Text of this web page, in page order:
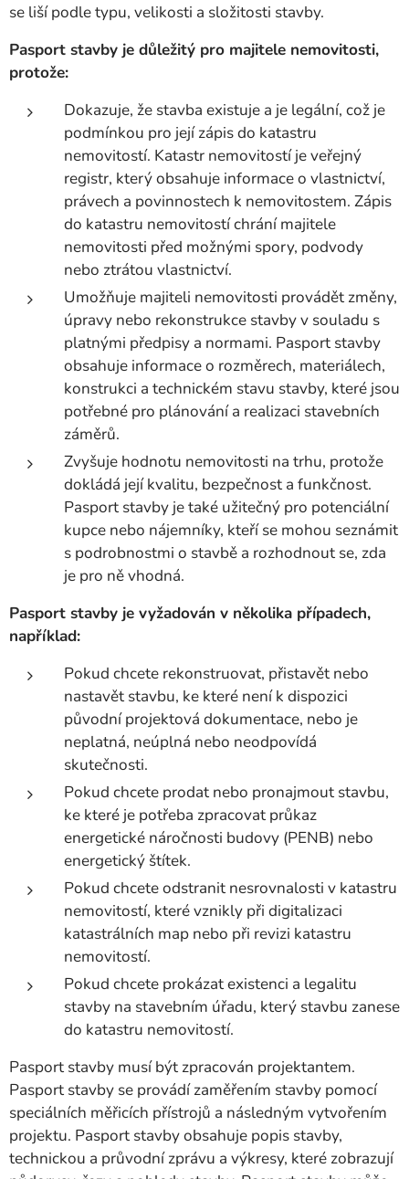
se liší podle typu, velikosti a složitosti stavby.
Pasport stavby je důležitý pro majitele nemovitosti,
protože:
Dokazuje, že stavba existuje a je legální, což je
podmínkou pro její zápis do katastru
nemovitostí. Katastr nemovitostí je veřejný
registr, který obsahuje informace o vlastnictví,
právech a povinnostech k nemovitostem. Zápis
do katastru nemovitostí chrání majitele
nemovitosti před možnými spory, podvody
nebo ztrátou vlastnictví.
Umožňuje majiteli nemovitosti provádět změny,
úpravy nebo rekonstrukce stavby v souladu s
platnými předpisy a normami. Pasport stavby
obsahuje informace o rozměrech, materiálech,
konstrukci a technickém stavu stavby, které jsou
potřebné pro plánování a realizaci stavebních
záměrů.
Zvyšuje hodnotu nemovitosti na trhu, protože
dokládá její kvalitu, bezpečnost a funkčnost.
Pasport stavby je také užitečný pro potenciální
kupce nebo nájemníky, kteří se mohou seznámit
s podrobnostmi o stavbě a rozhodnout se, zda
je pro ně vhodná.
Pasport stavby je vyžadován v několika případech,
například:
Pokud chcete rekonstruovat, přistavět nebo
nastavět stavbu, ke které není k dispozici
původní projektová dokumentace, nebo je
neplatná, neúplná nebo neodpovídá
skutečnosti.
Pokud chcete prodat nebo pronajmout stavbu,
ke které je potřeba zpracovat průkaz
energetické náročnosti budovy (PENB) nebo
energetický štítek.
Pokud chcete odstranit nesrovnalosti v katastru
nemovitostí, které vznikly při digitalizaci
katastrálních map nebo při revizi katastru
nemovitostí.
Pokud chcete prokázat existenci a legalitu
stavby na stavebním úřadu, který stavbu zanese
do katastru nemovitostí.
Pasport stavby musí být zpracován projektantem.
Pasport stavby se provádí zaměřením stavby pomocí
speciálních měřicích přístrojů a následným vytvořením
projektu. Pasport stavby obsahuje popis stavby,
technickou a průvodní zprávu a výkresy, které zobrazují